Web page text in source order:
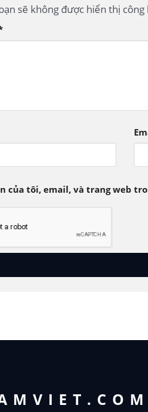
sẽ không được hiển thị công
của tôi, email, và trang web